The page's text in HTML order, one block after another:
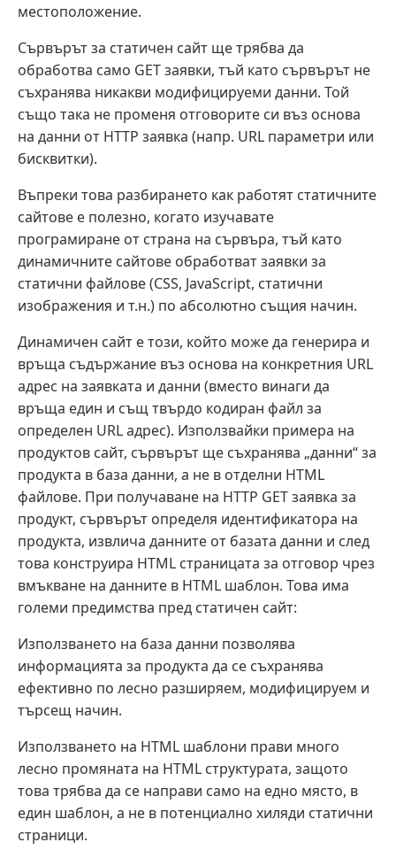
местоположение.
Сървърът за статичен сайт ще трябва да
обработва само GET заявки, тъй като сървърът не
съхранява никакви модифицируеми данни. Той
също така не променя отговорите си въз основа
на данни от HTTP заявка (напр. URL параметри или
бисквитки).
Въпреки това разбирането как работят статичните
сайтове е полезно, когато изучавате
програмиране от страна на сървъра, тъй като
динамичните сайтове обработват заявки за
статични файлове (CSS, JavaScript, статични
изображения и т.н.) по абсолютно същия начин.
Динамичен сайт е този, който може да генерира и
връща съдържание въз основа на конкретния URL
адрес на заявката и данни (вместо винаги да
връща един и същ твърдо кодиран файл за
определен URL адрес). Използвайки примера на
продуктов сайт, сървърът ще съхранява „данни“ за
продукта в база данни, а не в отделни HTML
файлове. При получаване на HTTP GET заявка за
продукт, сървърът определя идентификатора на
продукта, извлича данните от базата данни и след
това конструира HTML страницата за отговор чрез
вмъкване на данните в HTML шаблон. Това има
големи предимства пред статичен сайт:
Използването на база данни позволява
информацията за продукта да се съхранява
ефективно по лесно разширяем, модифицируем и
търсещ начин.
Използването на HTML шаблони прави много
лесно промяната на HTML структурата, защото
това трябва да се направи само на едно място, в
един шаблон, а не в потенциално хиляди статични
страници.